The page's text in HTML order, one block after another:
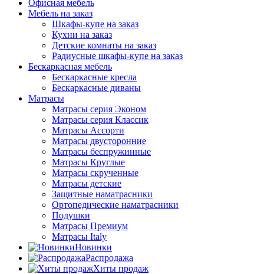
Офисная мебель
Мебель на заказ
Шкафы-купе на заказ
Кухни на заказ
Детские комнаты на заказ
Радиусные шкафы-купе на заказ
Бескаркасная мебель
Бескаркасные кресла
Бескаркасные диваны
Матрасы
Матрасы серия Эконом
Матрасы серия Классик
Матрасы Ассорти
Матрасы двусторонние
Матрасы беспружинные
Матрасы Круглые
Матрасы скрученные
Матрасы детские
Защитные наматрасники
Ортопедические наматрасники
Подушки
Матрасы Премиум
Матрасы Italy
Новинки
Распродажа
Хиты продаж